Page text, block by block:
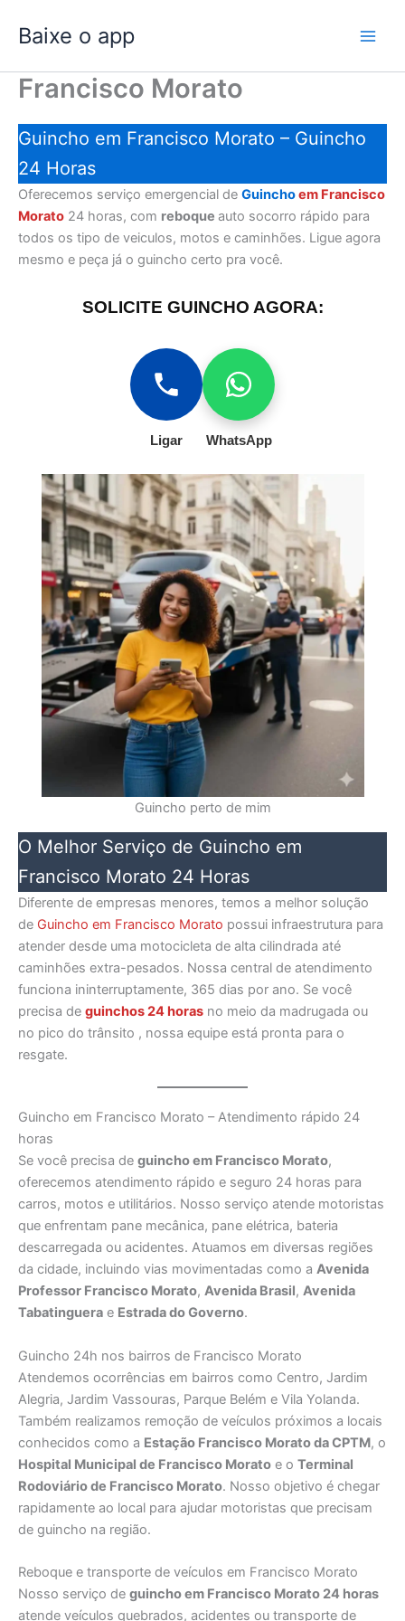
para
conteúdo
Baixe o app
Francisco Morato
Guincho em Francisco Morato – Guincho
24 Horas
Oferecemos serviço emergencial de Guinchoem Francisco
Morato 24 horas, com reboque auto socorro rápido para
todos os tipo de veiculos, motos e caminhões. Ligue agora
mesmo e peça já o guincho certo pra você.
SOLICITE GUINCHO AGORA:
Ligar WhatsApp
Guincho perto de mim
O Melhor Serviço de Guincho em
Francisco Morato 24 Horas
Diferente de empresas menores, temos a melhor solução
de Guincho em Francisco Morato possui infraestrutura para
atender desde uma motocicleta de alta cilindrada até
caminhões extra-pesados. Nossa central de atendimento
funciona ininterruptamente, 365 dias por ano. Se você
precisa de guinchos 24 horas no meio da madrugada ou
no pico do trânsito , nossa equipe está pronta para o
resgate.
Guincho em Francisco Morato – Atendimento rápido 24
horas
Se você precisa de guincho em Francisco Morato,
oferecemos atendimento rápido e seguro 24 horas para
carros, motos e utilitários. Nosso serviço atende motoristas
que enfrentam pane mecânica, pane elétrica, bateria
descarregada ou acidentes. Atuamos em diversas regiões
da cidade, incluindo vias movimentadas como a Avenida
Professor Francisco Morato, Avenida Brasil, Avenida
Tabatinguera e Estrada do Governo.
Guincho 24h nos bairros de Francisco Morato
Atendemos ocorrências em bairros como Centro, Jardim
Alegria, Jardim Vassouras, Parque Belém e Vila Yolanda.
Também realizamos remoção de veículos próximos a locais
conhecidos como a Estação Francisco Morato da CPTM, o
Hospital Municipal de Francisco Morato e o Terminal
Rodoviário de Francisco Morato. Nosso objetivo é chegar
rapidamente ao local para ajudar motoristas que precisam
de guincho na região.
Reboque e transporte de veículos em Francisco Morato
Nosso serviço de guincho em Francisco Morato 24 horas
atende veículos quebrados, acidentes ou transporte de